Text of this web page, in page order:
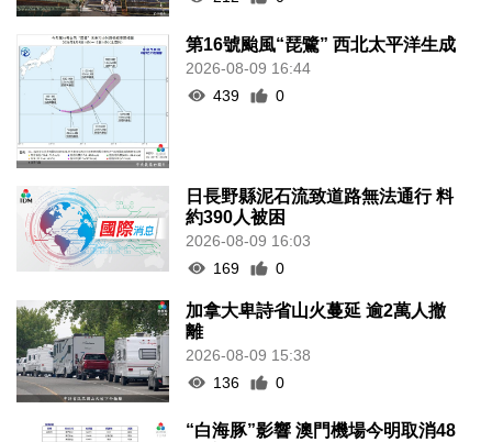
第16號颱風“琵鷺” 西北太平洋生成
2026-08-09 16:44
439
0
日長野縣泥石流致道路無法通行 料
約390人被困
2026-08-09 16:03
169
0
加拿大卑詩省山火蔓延 逾2萬人撤
離
2026-08-09 15:38
136
0
“白海豚”影響 澳門機場今明取消48